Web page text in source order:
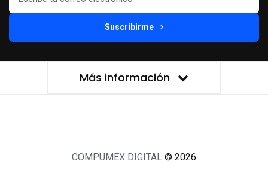
Suscribirme
Más información
COMPUMEX DIGITAL © 2026